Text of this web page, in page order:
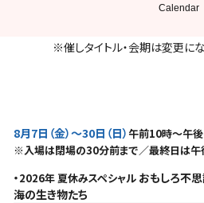
※催しタイトル・会期は変更に
8月7日（金）〜30日（日） 午前10時～午
※入場は閉場の30分前まで／最終日は
・2026年 夏休みスペシャル おもしろ不
海の生き物たち